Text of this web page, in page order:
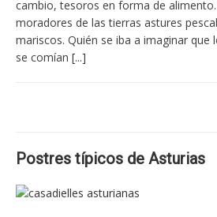
cambio, tesoros en forma de
moradores de las tierras astures
mariscos. Quién se iba a imaginar que
se comían [...]
Postres típicos de Asturias